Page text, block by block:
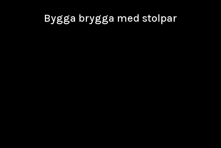
Bygga brygga med stolpar